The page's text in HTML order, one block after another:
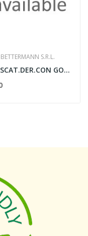
S.R.L.
T60 SCAT.DER.CON GOMMINI